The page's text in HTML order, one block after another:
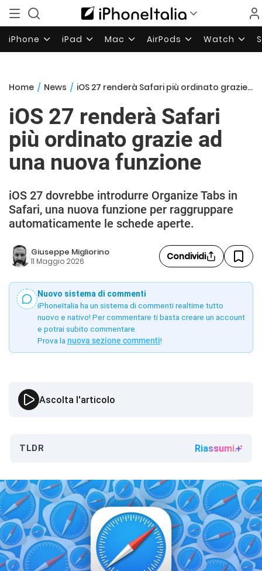
iPhone iPad Mac AirPods Watch
Home / News / iOS 27 renderà Safari più ordinato grazie ad una nuova funzione
iOS 27 renderà Safari
più ordinato grazie ad
una nuova funzione
iOS 27 dovrebbe introdurre Organize Tabs in
Safari, una nuova funzione per raggruppare
automaticamente le schede aperte.
Giuseppe Migliorino
11 Maggio 2026 Condividi
Nuovo sistema di commenti
iPhoneItalia ha un sistema di commenti realtime tutto
nuovo e nativo! Per commentare ti basta creare un account
e potrai subito commentare.
Prova la nuova sezione commenti!
Ascolta l'articolo
TLDR Riassumi